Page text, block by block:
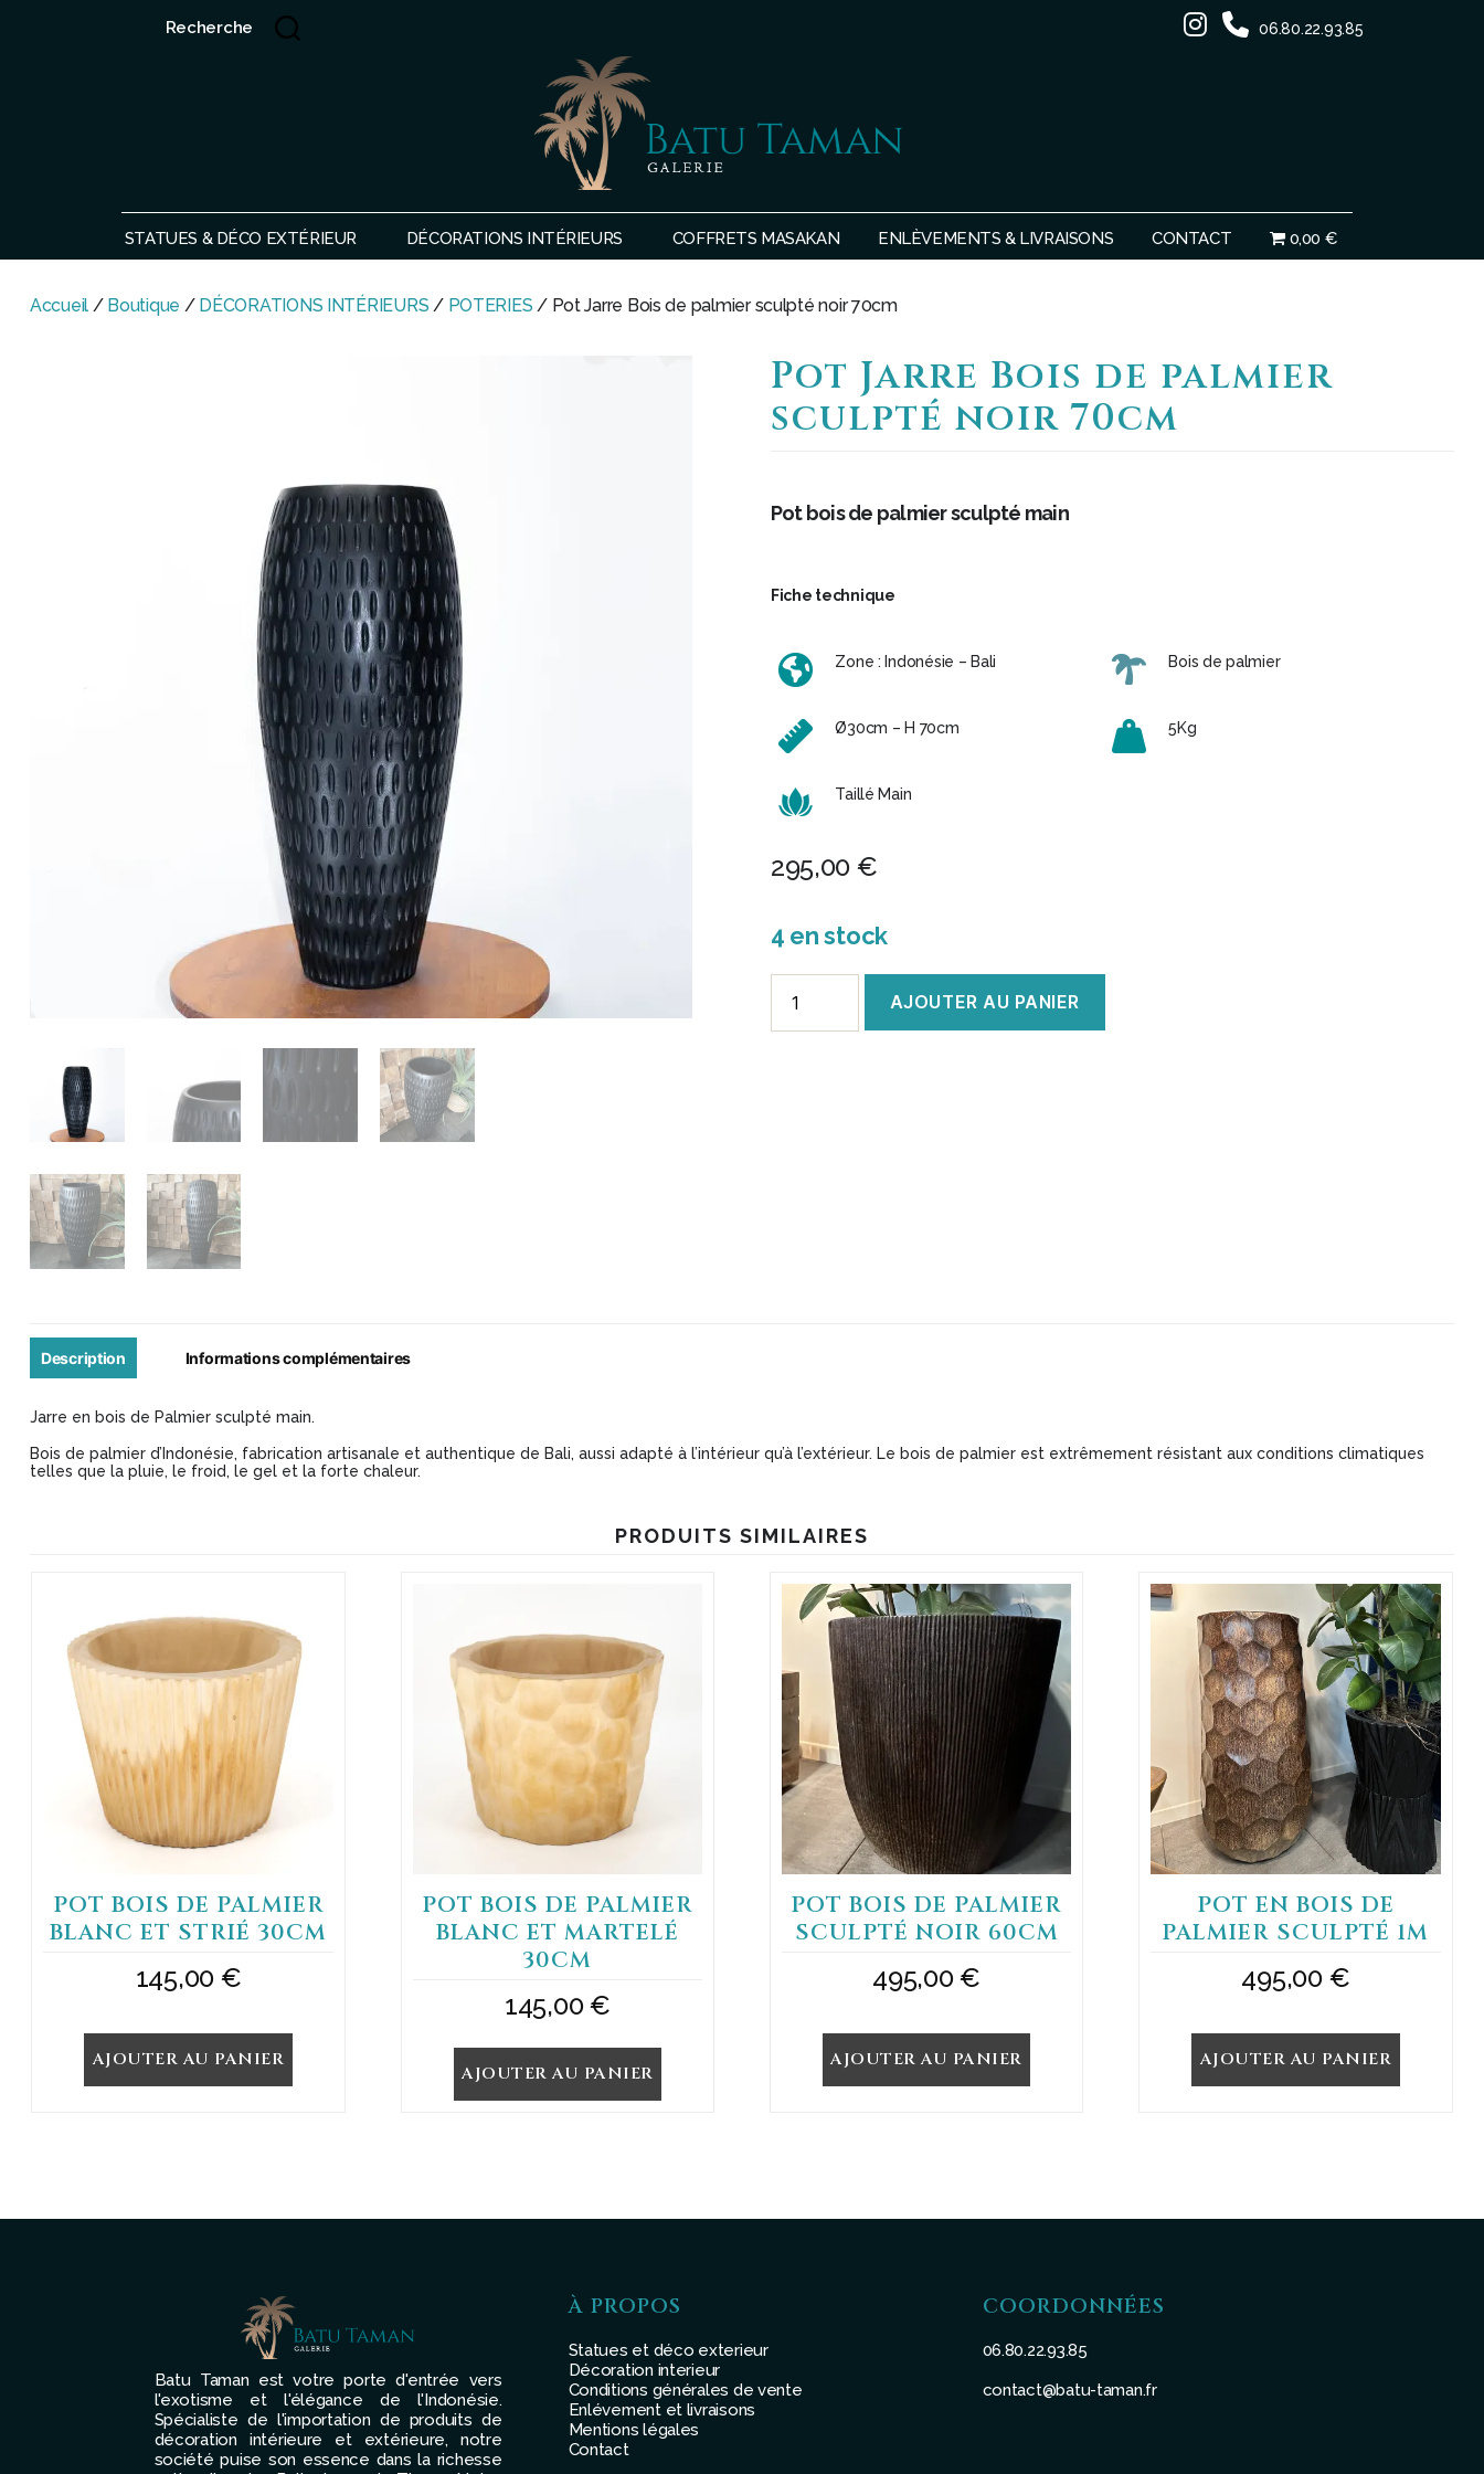
Showroom de Bali, décorations extérieurs et intérieurs
Recherche 06.80.22.93.85
BATU
TAMAN
STATUES & DÉCO EXTÉRIEUR DÉCORATIONS INTÉRIEURS COFFRETS MASAKAN ENLÈVEMENTS & LIVRAISONS CONTACT 0,00 €
Accueil / Boutique / DÉCORATIONS INTÉRIEURS / POTERIES / Pot Jarre Bois de palmier sculpté noir 70cm
Pot Jarre Bois de palmier
sculpté noir 70cm
Pot bois de palmier sculpté main
Fiche technique
Zone : Indonésie – Bali
Ø30cm – H 70cm
Taillé Main
Bois de palmier
5Kg
295,00 €
4 en stock
AJOUTER AU PANIER
Description Informations complémentaires
Jarre en bois de Palmier sculpté main.
Bois de palmier d’Indonésie, fabrication artisanale et authentique de Bali, aussi adapté à l’intérieur qu’à l’extérieur. Le bois de palmier est extrêmement résistant aux conditions climatiques
telles que la pluie, le froid, le gel et la forte chaleur.
PRODUITS SIMILAIRES
POT BOIS DE PALMIER
BLANC ET STRIÉ 30CM
145,00 €
AJOUTER AU PANIER
POT BOIS DE PALMIER
BLANC ET MARTELÉ
30CM
145,00€
AJOUTER AU PANIER
POT BOIS DE PALMIER
SCULPTÉ NOIR 60CM
495,00€
AJOUTER AU PANIER
POT EN BOIS DE
PALMIER SCULPTÉ 1M
495,00 €
AJOUTER AU PANIER
Batu Taman est votre porte d'entrée vers
l'exotisme et l'élégance de l'Indonésie.
Spécialiste de l'importation de produits de
décoration intérieure et extérieure, notre
société puise son essence dans la richesse
À PROPOS
Statues et déco exterieur
Décoration interieur
Conditions générales de vente
Enlévement et livraisons
Mentions légales
Contact
COORDONNÉES
06.80.22.93.85
contact@batu-taman.fr